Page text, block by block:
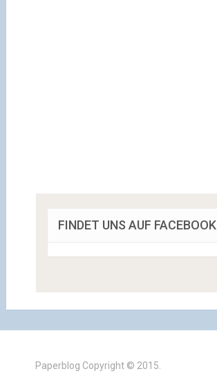
FINDET UNS AUF FACEBOOK
Paperblog Copyright © 2015.